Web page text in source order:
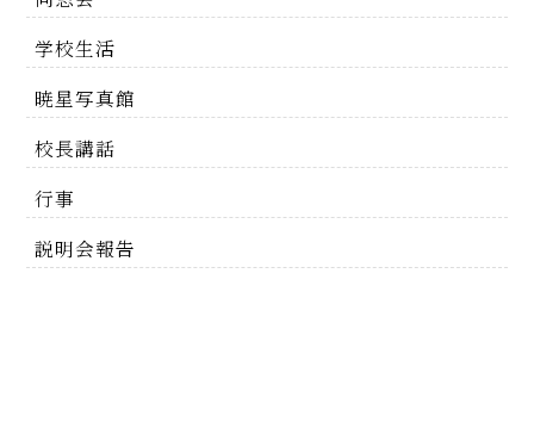
学校生活
暁星写真館
校長講話
行事
説明会報告